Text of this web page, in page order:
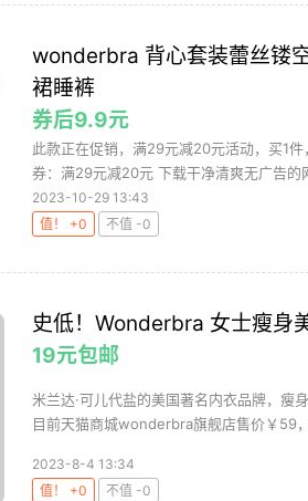
wonderbra 背心套装蕾丝镂
裙睡裤
券后9.9元
此款正在促销，满29元减20元活动，买1
券：满29元减20元 下载干净清爽无广告的
2023-10-29 13:43
值！ +0
不值 -0
史低！Wonderbra 女士瘦身
19元包邮
米兰达·可儿代盐的美国著名内衣品牌，瘦
目前天猫商城wonderbra旗舰店售价￥59
2023-8-4 13:34
值！ +0
不值 -0